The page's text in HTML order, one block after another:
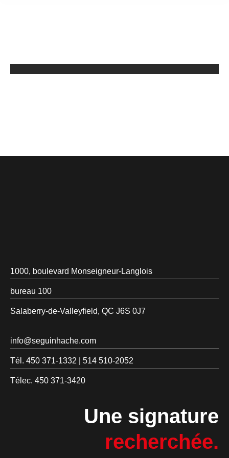
1000, boulevard Monseigneur-Langlois
bureau 100
Salaberry-de-Valleyfield, QC J6S 0J7
info@seguinhache.com
Tél. 450 371-1332 514 510-2052
Télec. 450 371-3420
Une signature
recherchée.